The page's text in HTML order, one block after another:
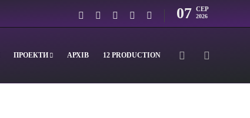
07 СЕР
2026
ПРОЕКТИ АРХІВ 12 PRODUCTION